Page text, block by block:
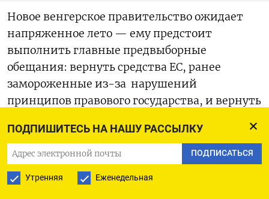
ПОДПИШИТЕСЬ НА НАШУ РАССЫЛКУ
ПОДПИСАТЬСЯ
Утренняя Еженедельная
Новое венгерское правительство ожидает
напряженное лето — ему предстоит
выполнить главные предвыборные
обещания: вернуть средства ЕС, ранее
замороженные из-за нарушений
принципов правового государства, и вернуть
средства.